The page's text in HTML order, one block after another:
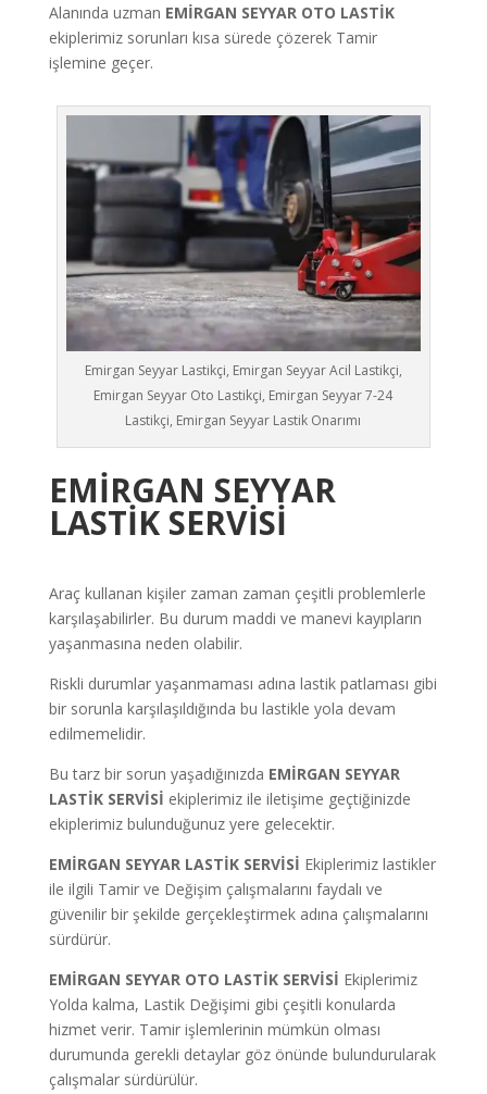
Alanında uzman EMİRGAN SEYYAR OTO LASTİK
ekiplerimiz sorunları kısa sürede çözerek Tamir
işlemine geçer.
Emirgan Seyyar Lastikçi, Emirgan Seyyar Acil Lastikçi,
Emirgan Seyyar Oto Lastikçi, Emirgan Seyyar 7-24
Lastikçi, Emirgan Seyyar Lastik Onarımı
EMİRGAN SEYYAR
LASTİK SERVİSİ
Araç kullanan kişiler zaman zaman çeşitli problemlerle
karşılaşabilirler. Bu durum maddi ve manevi kayıpların
yaşanmasına neden olabilir.
Riskli durumlar yaşanmaması adına lastik patlaması gibi
bir sorunla karşılaşıldığında bu lastikle yola devam
edilmemelidir.
Bu tarz bir sorun yaşadığınızda EMİRGAN SEYYAR
LASTİK SERVİSİ ekiplerimiz ile iletişime geçtiğinizde
ekiplerimiz bulunduğunuz yere gelecektir.
EMİRGAN SEYYAR LASTİK SERVİSİ Ekiplerimiz lastikler
ile ilgili Tamir ve Değişim çalışmalarını faydalı ve
güvenilir bir şekilde gerçekleştirmek adına çalışmalarını
sürdürür.
EMİRGAN SEYYAR OTO LASTİK SERVİSİ Ekiplerimiz
Yolda kalma, Lastik Değişimi gibi çeşitli konularda
hizmet verir. Tamir işlemlerinin mümkün olması
durumunda gerekli detaylar göz önünde bulundurularak
çalışmalar sürdürülür.